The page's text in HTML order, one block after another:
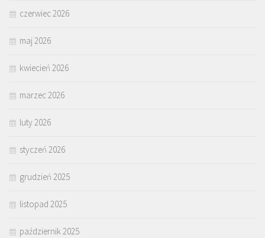
czerwiec 2026
maj 2026
kwiecień 2026
marzec 2026
luty 2026
styczeń 2026
grudzień 2025
listopad 2025
październik 2025